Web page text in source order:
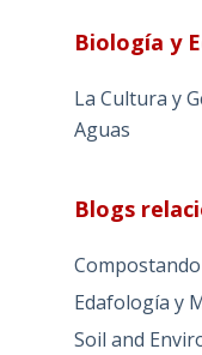
Biología y
La Cultura y
Aguas
Blogs
Edafología y
Soil and